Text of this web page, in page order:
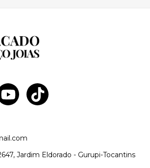
Jardim Eldorado - Gurupi-Tocantins